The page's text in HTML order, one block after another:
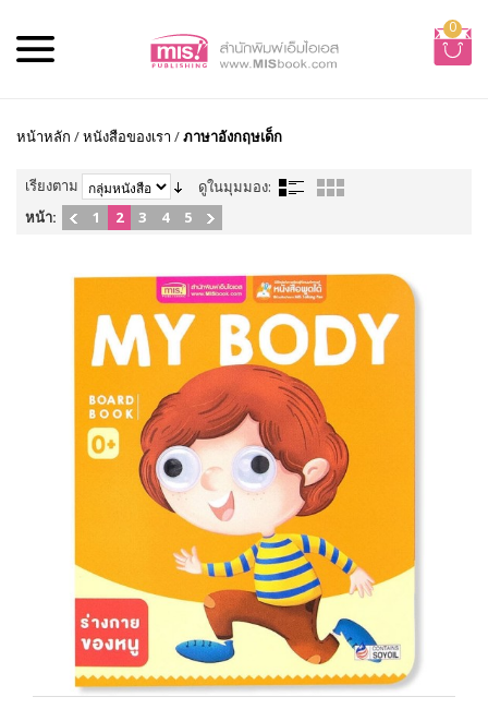
0
หน้าหลัก /หนังสือของเรา /ภาษาอังกฤษเด็ก
เรียงตาม
ดูในมุมมอง:
หน้า:
1 2 3 4 5